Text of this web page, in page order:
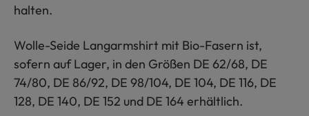
halten.
Wolle-Seide Langarmshirt mit Bio-Fasern ist,
sofern auf Lager, in den Größen DE 62/68, DE
74/80, DE 86/92, DE 98/104, DE 104, DE 116, DE
128, DE 140, DE 152 und DE 164 erhältlich.